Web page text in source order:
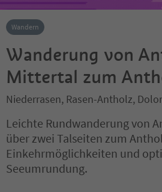
Wandern
Wanderung von
Mittertal zum
Niederrasen, Rasen-Antholz,
Leichte Rundwanderung von
über zwei Talseiten zum
Einkehrmöglichkeiten und
Seeumrundung.